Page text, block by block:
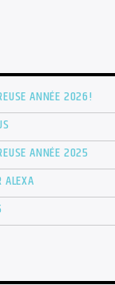
ANNÉE 2026!
ANNÉE 2025
ALEXA